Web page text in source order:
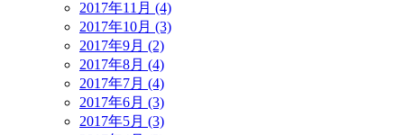
2017年11月 (4)
2017年10月 (3)
2017年9月 (2)
2017年8月 (4)
2017年7月 (4)
2017年6月 (3)
2017年5月 (3)